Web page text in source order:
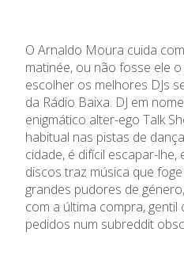
O Arnaldo Moura cuida
matinée, ou não fosse ele
escolher os melhores DJs
da Rádio Baixa. DJ em
enigmático alter-ego Talk
habitual nas pistas de
cidade, é difícil escapar-lhe,
discos traz música que
grandes pudores de
com a última compra,
pedidos num subreddit